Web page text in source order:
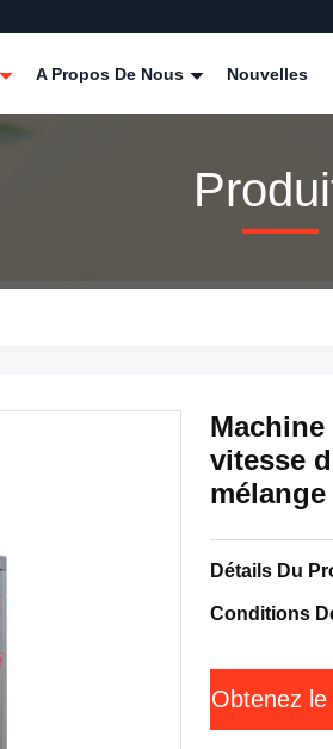
A Propos De Nous Nouvelles
vitesse
Détails Du
Conditions
Obtenez